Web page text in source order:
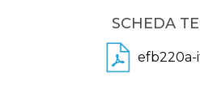
SCHEDA